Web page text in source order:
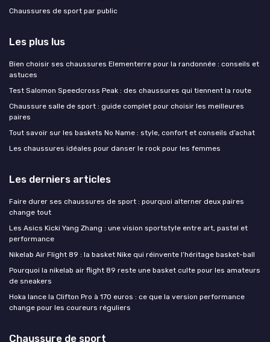
Chaussures de sport par public
Les plus lus
Bien choisir ses chaussures Elementerre pour la randonnée : conseils et
astuces
Test Salomon Speedcross Peak : des chaussures qui tiennent la route
Chaussure salle de sport : guide complet pour choisir les meilleures
paires
Tout savoir sur les baskets No Name : style, confort et conseils d’achat
Les chaussures idéales pour danser le rock pour les femmes
Les derniers articles
Faire durer ses chaussures de sport : pourquoi alterner deux paires
change tout
Les Asics Kicki Yang Zhang : une vision sportstyle entre art, pastel et
performance
Nikelab Air Flight 89 : la basket Nike qui réinvente l’héritage basket-ball
Pourquoi la nikelab air flight 89 reste une basket culte pour les amateurs
de sneakers
Hoka lance la Clifton Pro à 170 euros : ce que la version performance
change pour les coureurs réguliers
Chaussure de sport